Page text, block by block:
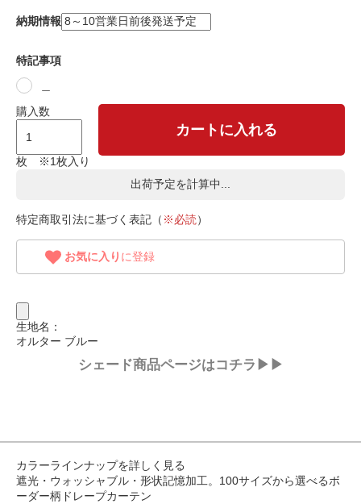
納期情報
特記事項
購入数
枚 ※1枚入り
カートに入れる
出荷予定を計算中...
特定商取引法に基づく表記（ ※必読）
お気に入り に登録
生地名：
オルター ブルー
シェード商品ページはコチラ▶▶
カラーラインナップを詳しく見る
遮光・ウォッシャブル・形状記憶加工。100サイズから選べるボ
ーダー柄ドレープカーテン